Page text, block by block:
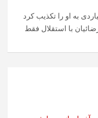
با استقلال فقط